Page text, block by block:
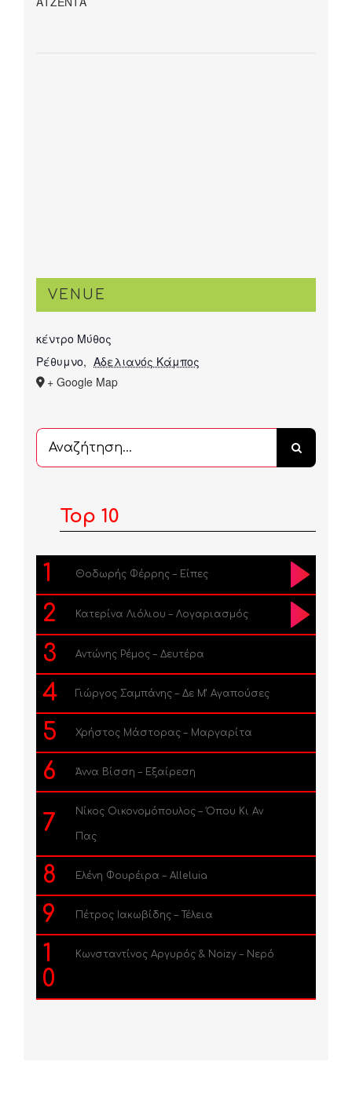
VENUE
κέντρο Μύθος
Ρέθυμνο, Αδελιανός Κάμπος
+ Google Map
Αναζήτηση
...
Top 10
1 Θοδωρής Φέρρης – Είπες
2 Κατερίνα Λιόλιου – Λογαριασμός
3 Αντώνης Ρέμος – Δευτέρα
4 Γιώργος Σαμπάνης – Δε Μ’ Αγαπούσες
5 Χρήστος Μάστορας – Μαργαρίτα
6 Άννα Βίσση – Εξαίρεση
7 Νίκος Οικονομόπουλος – Όπου Κι Αν
Πας
8 Ελένη Φουρέιρα – Alleluia
9 Πέτρος Ιακωβίδης – Τέλεια
1
0
Κωνσταντίνος Αργυρός & Noizy – Νερό